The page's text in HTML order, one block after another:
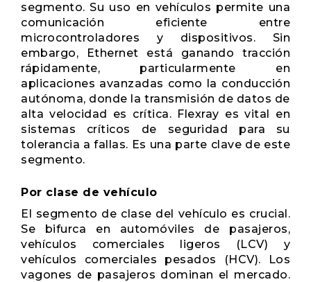
segmento. Su uso en vehículos permite una
comunicación eficiente entre
microcontroladores y dispositivos. Sin
embargo, Ethernet está ganando tracción
rápidamente, particularmente en
aplicaciones avanzadas como la conducción
autónoma, donde la transmisión de datos de
alta velocidad es crítica. Flexray es vital en
sistemas críticos de seguridad para su
tolerancia a fallas. Es una parte clave de este
segmento.
Por clase de vehículo
El segmento de clase del vehículo es crucial.
Se bifurca en automóviles de pasajeros,
vehículos comerciales ligeros (LCV) y
vehículos comerciales pesados ​​(HCV). Los
vagones de pasajeros dominan el mercado.